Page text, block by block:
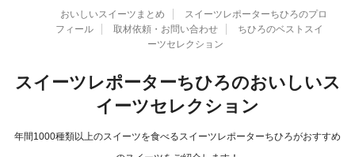
おいしいスイーツまとめ
スイーツレポーターちひろのプロ
フィール
取材依頼・お問い合わせ
ちひろのベストスイ
ーツセレクション
スイーツレポーターちひろのおいしいス
イーツセレクション
年間1000種類以上のスイーツを食べるスイーツレポーターちひろがおすすめ